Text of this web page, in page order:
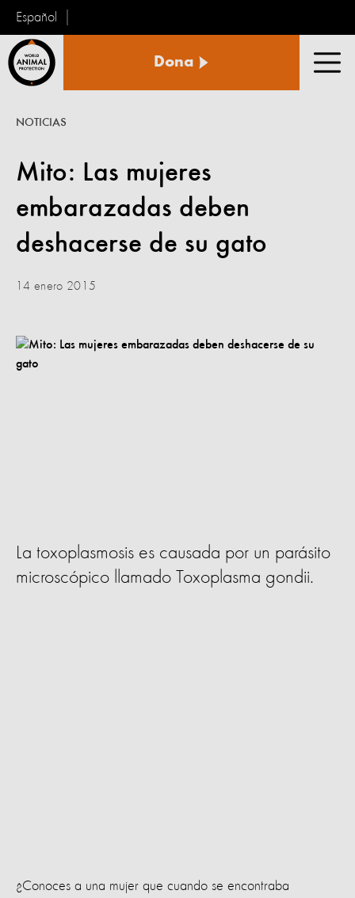
Español
Animal
Dona
Mito: Las mujeres
embarazadas deben
deshacerse de su gato
NOTICIAS
14 enero 2015
La toxoplasmosis es causada por un parásito
microscópico llamado Toxoplasma gondii.
¿Conoces a una mujer que cuando se encontraba